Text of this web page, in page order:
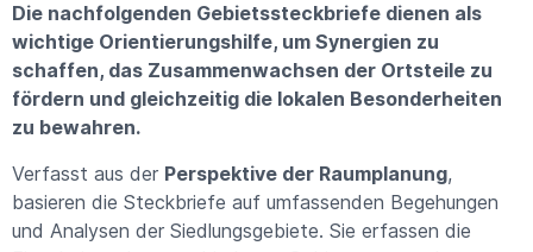
Die nachfolgenden Gebietssteckbriefe dienen als
wichtige Orientierungshilfe, um Synergien zu
schaffen, das Zusammenwachsen der Ortsteile zu
fördern und gleichzeitig die lokalen Besonderheiten
zu bewahren.
Verfasst aus der Perspektive der Raumplanung,
basieren die Steckbriefe auf umfassenden Begehungen
und Analysen der Siedlungsgebiete. Sie erfassen die